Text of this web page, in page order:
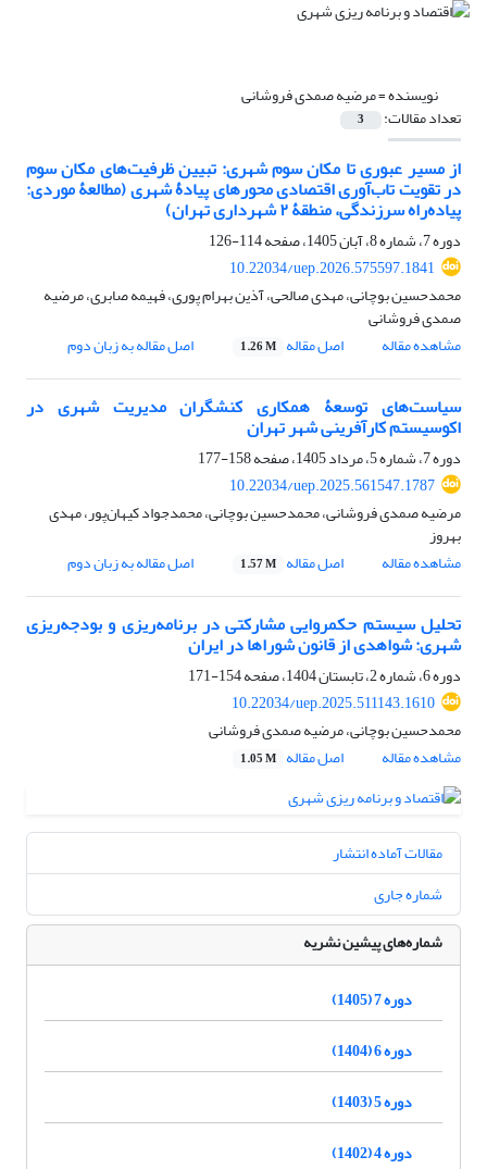
نویسنده =مرضیه صمدی فروشانی
تعداد مقالات: 3
از مسیر عبوری تا مکان سوم شهری: تبیین ظرفیت‌های مکان سوم
در تقویت تاب‌آوری اقتصادی محورهای پیادۀ شهری (مطالعۀ موردی:
پیاده‌راه سرزندگی، منطقۀ ۲ شهرداری تهران)
دوره 7، شماره 8، آبان 1405، صفحه
114-126
10.22034/uep.2026.575597.1841
محمدحسین بوچانی، مهدی صالحی، آذین بهرام پوری، فهیمه صابری، مرضیه
صمدی فروشانی
مشاهده مقاله
اصل مقاله 1.26 M اصل مقاله به زبان دوم
سیاست‌های توسعۀ همکاری کنشگران مدیریت شهری در
اکوسیستم کارآفرینی شهر تهران
دوره 7، شماره 5، مرداد 1405، صفحه
158-177
10.22034/uep.2025.561547.1787
مرضیه صمدی فروشانی، محمدحسین بوچانی، محمدجواد کیهان‌پور، مهدی
بهروز
مشاهده مقاله
اصل مقاله 1.57 M اصل مقاله به زبان دوم
تحلیل سیستم حکمروایی مشارکتی در برنامه‌ریزی‌‌‌ و بودجه‌ریزی‌
شهری‌: ‌شواهدی از قانون شوراها در ایران
دوره 6، شماره 2، تابستان 1404، صفحه
154-171
10.22034/uep.2025.511143.1610
محمدحسین بوچانی، مرضیه صمدی فروشانی
مشاهده مقاله
اصل مقاله 1.05 M
مقالات آماده انتشار
شماره جاری
شماره‌های پیشین نشریه
دوره 7 (1405)
دوره 6 (1404)
دوره 5 (1403)
دوره 4 (1402)